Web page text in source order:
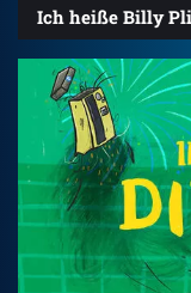
Ich heiße Billy